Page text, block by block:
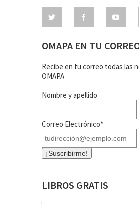
OMAPA EN TU
Recibe en tu correo todas las
OMAPA
Nombre y apellido
Correo Electrónico*
LIBROS GRATIS